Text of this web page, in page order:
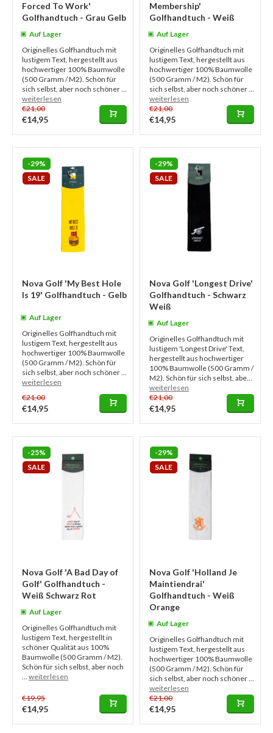
Forced To Work'
Golfhandtuch - Grau Gelb
Auf Lager
Originelles Golfhandtuch mit
lustigem Text, hergestellt aus
hochwertiger 100% Baumwolle
(500 Gramm / M2). Schön für
sich selbst, aber noch schöner ...
weiterlesen
€21,00
€14,95
Membership'
Golfhandtuch - Weiß
Auf Lager
Originelles Golfhandtuch mit
lustigem Text, hergestellt aus
hochwertiger 100% Baumwolle
(500 Gramm / M2). Schön für
sich selbst, aber noch schöner ...
weiterlesen
€21,00
€14,95
-29%
SALE
Nova Golf 'My Best Hole
Is 19' Golfhandtuch - Gelb
Auf Lager
Originelles Golfhandtuch mit
lustigem Text, hergestellt aus
hochwertiger 100% Baumwolle
(500 Gramm / M2). Schön für
sich selbst, aber noch schöner ...
weiterlesen
€21,00
€14,95
-29%
SALE
Nova Golf 'Longest Drive'
Golfhandtuch - Schwarz
Weiß
Auf Lager
Originelles Golfhandtuch mit
lustigem 'Longest Drive' Text,
hergestellt aus hochwertiger
100% Baumwolle (500 Gramm /
M2). Schön für sich selbst, abe...
weiterlesen
€21,00
€14,95
-25%
SALE
Nova Golf 'A Bad Day of
Golf' Golfhandtuch -
Weiß Schwarz Rot
Auf Lager
Originelles Golfhandtuch mit
lustigem Text, hergestellt in
schöner Qualität aus 100%
Baumwolle (500 Gramm / M2).
Schön für sich selbst, aber noch
... weiterlesen
€19,95
€14,95
-29%
SALE
Nova Golf 'Holland Je
Maintiendrai'
Golfhandtuch - Weiß
Orange
Auf Lager
Originelles Golfhandtuch mit
lustigem Text, hergestellt aus
hochwertiger 100% Baumwolle
(500 Gramm / M2). Schön für
sich selbst, aber noch schöner ...
weiterlesen
€21,00
€14,95